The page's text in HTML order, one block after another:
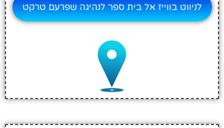
לניווט בווייז אל בית ספר לנהיגה שפרעם טרקט